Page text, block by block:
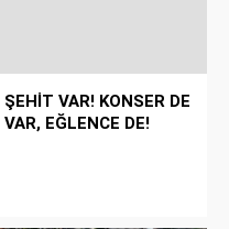
ŞEHİT VAR! KONSER DE
VAR, EĞLENCE DE!